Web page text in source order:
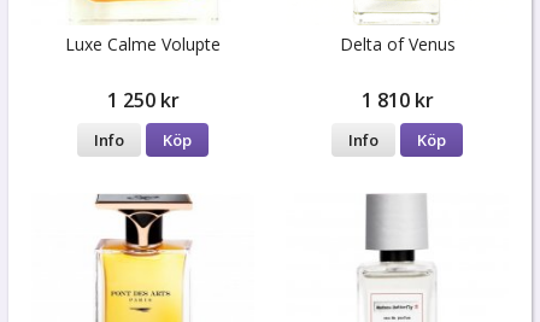
Luxe Calme Volupte
1 250 kr
Info Köp
Delta of Venus
1 810 kr
Info Köp